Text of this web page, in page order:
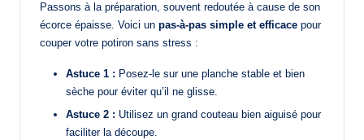
Passons à la préparation, souvent redoutée à cause de son
écorce épaisse. Voici un pas-à-pas simple et efficace pour
couper votre potiron sans stress :
Astuce 1 : Posez-le sur une planche stable et bien
sèche pour éviter qu’il ne glisse.
Astuce 2 : Utilisez un grand couteau bien aiguisé pour
faciliter la découpe.